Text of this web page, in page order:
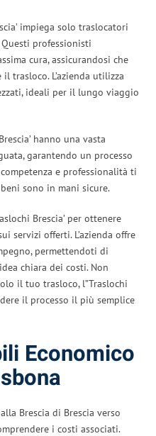
impiega solo traslocatori
professionisti
cura, assicurandosi che
trasloco. L’azienda utilizza
ideali per il lungo viaggio
hanno una vasta
garantendo un processo
e professionalità ti
sono in mani sicure.
Brescia’ per ottenere
servizi offerti. L’azienda offre
permettendoti di
chiara dei costi. Non
il tuo trasloco, l”Traslochi
il processo il più semplice
Economico
Brescia di Brescia verso
i costi associati.